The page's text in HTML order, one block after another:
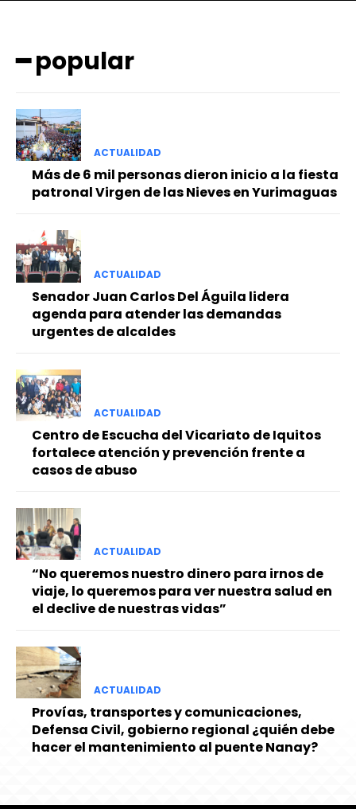
━ popular
ACTUALIDAD
Más de 6 mil personas dieron inicio a la fiesta
patronal Virgen de las Nieves en Yurimaguas
ACTUALIDAD
Senador Juan Carlos Del Águila lidera
agenda para atender las demandas
urgentes de alcaldes
ACTUALIDAD
Centro de Escucha del Vicariato de Iquitos
fortalece atención y prevención frente a
casos de abuso
ACTUALIDAD
“No queremos nuestro dinero para irnos de
viaje, lo queremos para ver nuestra salud en
el declive de nuestras vidas”
ACTUALIDAD
Provías, transportes y comunicaciones,
Defensa Civil, gobierno regional ¿quién debe
hacer el mantenimiento al puente Nanay?